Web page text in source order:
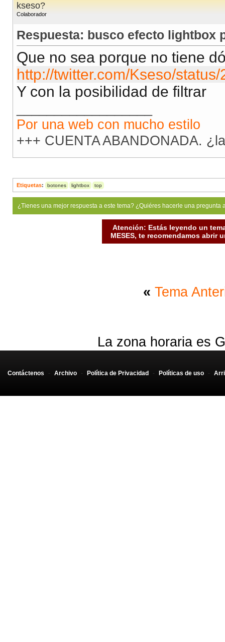
kseso?
Colaborador
Respuesta: busco efecto lightbox
Que no sea porque no tiene
http://twitter.com/Kseso/
Y con la posibilidad de filtrar
Por una web con mucho estilo
+++ CUENTA ABANDONADA.
Etiquetas: botones lightbox top
¿Tienes una mejor respuesta a este tema? ¿Quiéres hacerle una
Atención: Estás leyendo un
MESES, te recomendamos abrir
« Tema
La zona horaria es
Contáctenos - Archivo - Política de Privacidad - Políticas de uso -